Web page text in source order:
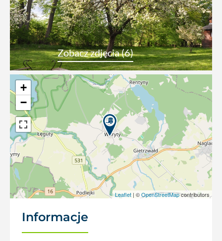
Zobacz zdjęcia (6)
+
−
Leaflet | ©OpenStreetMapcontributors
Informacje